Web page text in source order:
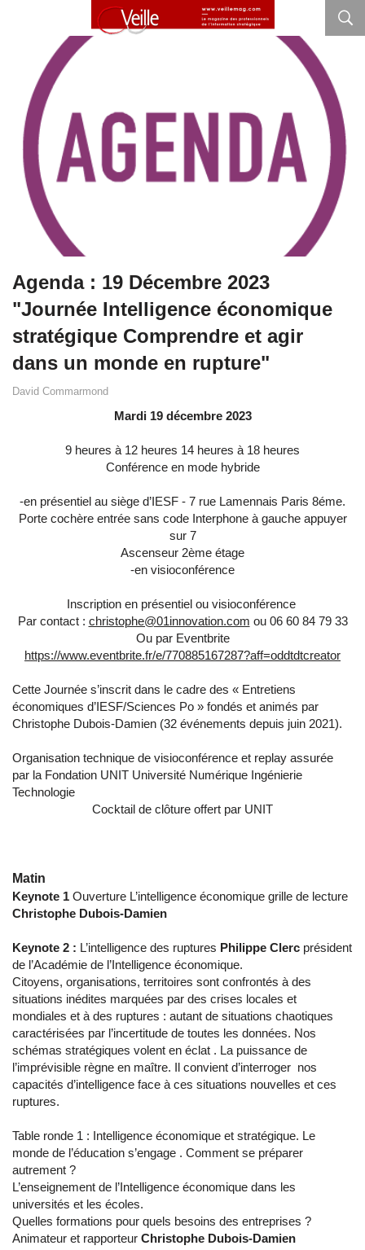
Agenda : 19 Décembre 2023
"Journée Intelligence économique
stratégique Comprendre et agir
dans un monde en rupture"
David Commarmond
Mardi 19 décembre 2023
9 heures à 12 heures 14 heures à 18 heures
Conférence en mode hybride
-en présentiel au siège d’IESF - 7 rue Lamennais Paris 8éme.
Porte cochère entrée sans code Interphone à gauche appuyer
sur 7
Ascenseur 2ème étage
-en visioconférence
Inscription en présentiel ou visioconférence
Par contact : christophe@01innovation.com ou 06 60 84 79 33
Ou par Eventbrite
https://www.eventbrite.fr/e/770885167287?aff=oddtdtcreator
Cette Journée s’inscrit dans le cadre des « Entretiens
économiques d’IESF/Sciences Po » fondés et animés par
Christophe Dubois-Damien (32 événements depuis juin 2021).
Organisation technique de visioconférence et replay assurée
par la Fondation UNIT Université Numérique Ingénierie
Technologie
Cocktail de clôture offert par UNIT
Matin
Keynote 1 Ouverture L’intelligence économique grille de lecture
Christophe Dubois-Damien
Keynote 2 : L’intelligence des ruptures Philippe Clerc président
de l’Académie de l’Intelligence économique.
Citoyens, organisations, territoires sont confrontés à des
situations inédites marquées par des crises locales et
mondiales et à des ruptures : autant de situations chaotiques
caractérisées par l’incertitude de toutes les données. Nos
schémas stratégiques volent en éclat . La puissance de
l’imprévisible règne en maître. Il convient d’interroger nos
capacités d’intelligence face à ces situations nouvelles et ces
ruptures.
Table ronde 1 : Intelligence économique et stratégique. Le
monde de l’éducation s’engage . Comment se préparer
autrement ?
L’enseignement de l’Intelligence économique dans les
universités et les écoles.
Quelles formations pour quels besoins des entreprises ?
Animateur et rapporteur Christophe Dubois-Damien